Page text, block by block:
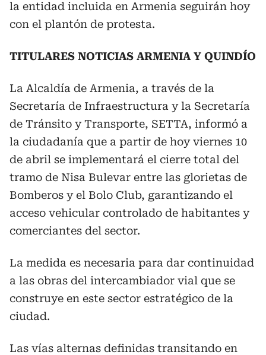
la entidad incluida en Armenia seguirán hoy
con el plantón de protesta.
TITULARES NOTICIAS ARMENIA Y QUINDÍO
La Alcaldía de Armenia, a través de la
Secretaría de Infraestructura y la Secretaría
de Tránsito y Transporte, SETTA, informó a
la ciudadanía que a partir de hoy viernes 10
de abril se implementará el cierre total del
tramo de Nisa Bulevar entre las glorietas de
Bomberos y el Bolo Club, garantizando el
acceso vehicular controlado de habitantes y
comerciantes del sector.
La medida es necesaria para dar continuidad
a las obras del intercambiador vial que se
construye en este sector estratégico de la
ciudad.
Las vías alternas definidas transitando en